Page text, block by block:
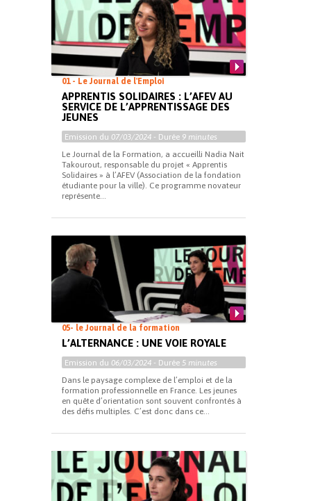
01 - Le Journal de l'Emploi
APPRENTIS SOLIDAIRES : L’AFEV AU
SERVICE DE L’APPRENTISSAGE DES
JEUNES
Emission du 07/03/2024 - Durée 9 minutes
Le Journal de la Formation, a accueilli Nadia Nait
Takourout, responsable du projet « Apprentis
Solidaires » à l’AFEV (Association de la fondation
étudiante pour la ville). Ce programme novateur
représente...
05- le Journal de la formation
L’ALTERNANCE : UNE VOIE ROYALE
Emission du 06/03/2024 - Durée 5 minutes
Dans le paysage complexe de l’emploi et de la
formation professionnelle en France. Les jeunes
en quête d’orientation sont souvent confrontés à
des défis multiples. C’est donc dans ce...